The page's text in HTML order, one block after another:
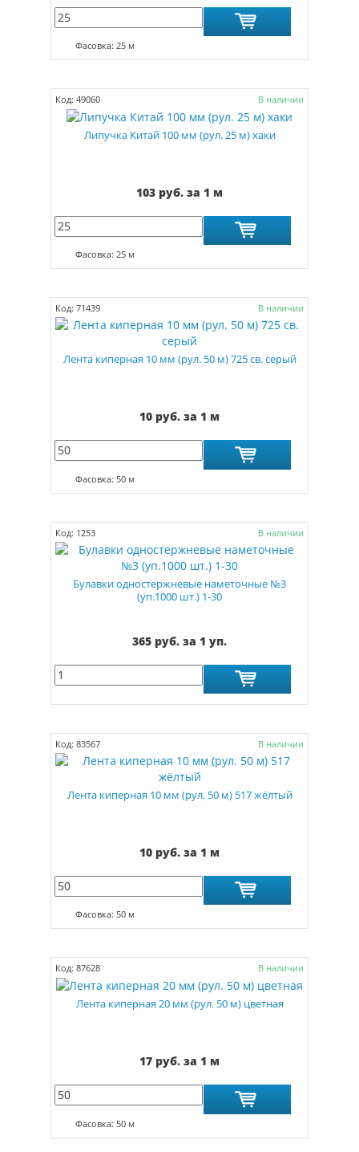
Фасовка: 25 м
Код: 49060 В наличии
Липучка Китай 100 мм (рул. 25 м) хаки
103 руб. за 1 м
Фасовка: 25 м
Код: 71439 В наличии
Лента киперная 10 мм (рул. 50 м) 725 св. серый
10 руб. за 1 м
Фасовка: 50 м
Код: 1253 В наличии
Булавки одностержневые наметочные №3
(уп.1000 шт.) 1-30
365 руб. за 1 уп.
Код: 83567 В наличии
Лента киперная 10 мм (рул. 50 м) 517 жёлтый
10 руб. за 1 м
Фасовка: 50 м
Код: 87628 В наличии
Лента киперная 20 мм (рул. 50 м) цветная
17 руб. за 1 м
Фасовка: 50 м